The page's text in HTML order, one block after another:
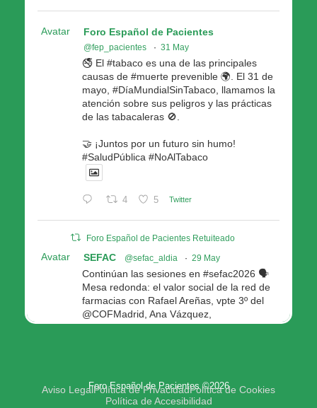
Avatar Foro Español de Pacientes
@fep_pacientes · 31 May
🚭 El #tabaco es una de las principales
causas de #muerte prevenible 🌍. El 31 de
mayo, #DíaMundialSinTabaco, llamamos la
atención sobre sus peligros y las prácticas
de las tabacaleras 🚫.
🤝 ¡Juntos por un futuro sin humo!
#SaludPública #NoAlTabaco
4 5 Twitter
Foro Español de Pacientes Retuiteado
Avatar SEFAC @sefac_aldia · 29 May
Continúan las sesiones en #sefac2026 🗣️
Mesa redonda: el valor social de la red de
farmacias con Rafael Areñas, vpte 3º del
@COFMadrid, Ana Vázquez,
@fep_pacientes Galicia, Antón Acevedo, d
4 4 Twitter
Foro Español de Pacientes ©2026
Aviso LegalPolítica de PrivacidadPolítica de Cookies
Política de Accesibilidad